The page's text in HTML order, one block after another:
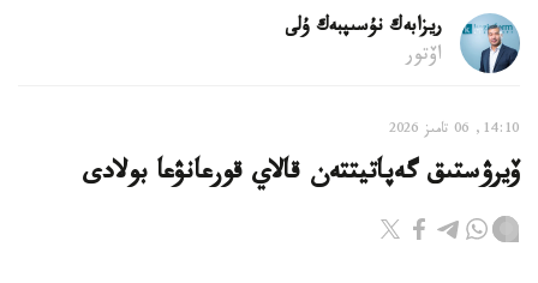
ريزابەك نۇسىپبەك ۇلى
اۆتور
14:10, 06 تامىز 2026
ۆيرۋستىق گەپاتيتتەن قالاي قورعانۋعا بولادى